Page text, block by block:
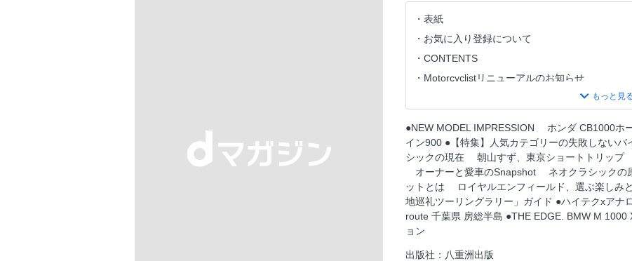
表紙
お気に入り登録について
CONTENTS
Motorcyclistリニューアルのお知らせ
【特集】偏愛クラシック
ネオクラシックの現在
朝山すず、東京ショートトリップ
メグロS1、GB350C、クラシック350〈500㎞
オーナーと愛車のSnapshot
クラシックに似合うヘルメットとは
●NEW MODEL IMPRESSION ホンダ CB1000
イン900 ●【特集】人気カテゴリーの失敗しな
シックの現在 朝山すず、東京ショートトリップ
オーナーと愛車のSnapshot ネオクラシックの
ットとは ロイヤルエンフィールド、選ぶ楽しみ
地巡礼ツーリングラリー」ガイド ●ハイテクxアナ
route 千葉県 房総半島 ●THE EDGE. BMW M
ョン
出版社：八重洲出版